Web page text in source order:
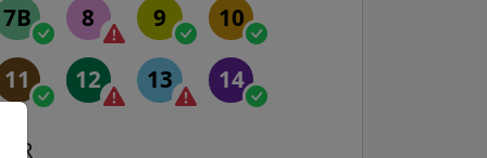
7B 8 9 10
11 12 13 14
RER